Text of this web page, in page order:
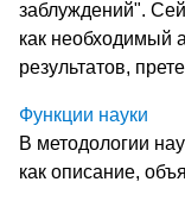
заблуждений".
как необходимый
результатов,
Функции науки
В методологии
как описание,